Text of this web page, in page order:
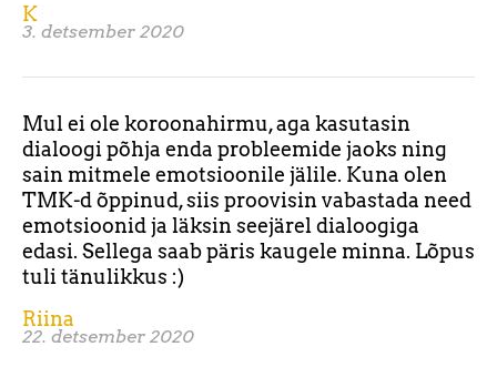
K
3. detsember 2020
Mul ei ole koroonahirmu, aga kasutasin
dialoogi põhja enda probleemide jaoks ning
sain mitmele emotsioonile jälile. Kuna olen
TMK-d õppinud, siis proovisin vabastada need
emotsioonid ja läksin seejärel dialoogiga
edasi. Sellega saab päris kaugele minna. Lõpus
tuli tänulikkus :)
Riina
22. detsember 2020